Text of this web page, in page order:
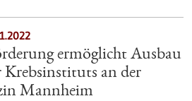
ermöglicht Ausbau
an der
Mannheim